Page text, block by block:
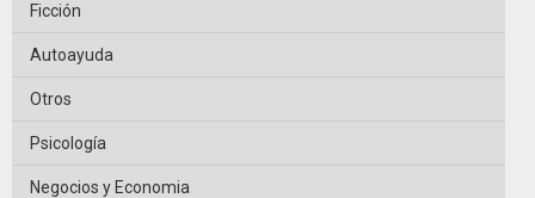
Ficción
Autoayuda
Otros
Psicología
Negocios y Economia